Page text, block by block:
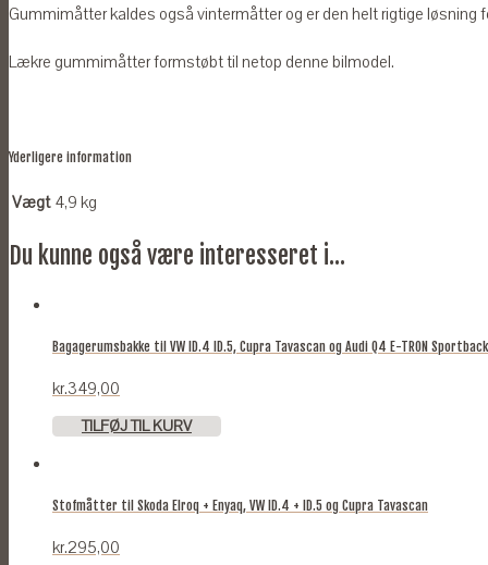
Gummimåtter kaldes også vintermåtter og er den helt rigtige løsning
Lækre gummimåtter formstøbt til netop denne bilmodel.
Yderligere information
Vægt 4,9 kg
Du kunne også være interesseret i...
Bagagerumsbakke til VW ID.4 ID.5, Cupra Tavascan og Audi Q4 E-TRON
kr.349,00
TILFØJ TIL KURV
Stofmåtter til Skoda Elroq + Enyaq, VW ID.4 + ID.5 og Cupra Tavascan
kr.295,00